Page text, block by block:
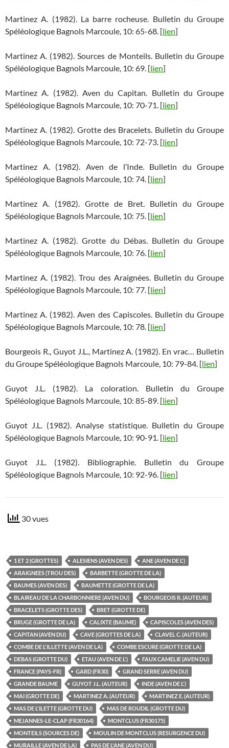
Martinez A. (1982). La barre rocheuse. Bulletin du Groupe
Spéléologique Bagnols Marcoule, 10: 65-68. [lien]
Martinez A. (1982). Sources de Monteils. Bulletin du Groupe
Spéléologique Bagnols Marcoule, 10: 69. [lien]
Martinez A. (1982). Aven du Capitan. Bulletin du Groupe
Spéléologique Bagnols Marcoule, 10: 70-71. [lien]
Martinez A. (1982). Grotte des Bracelets. Bulletin du Groupe
Spéléologique Bagnols Marcoule, 10: 72-73. [lien]
Martinez A. (1982). Aven de l’Inde. Bulletin du Groupe
Spéléologique Bagnols Marcoule, 10: 74. [lien]
Martinez A. (1982). Grotte de Bret. Bulletin du Groupe
Spéléologique Bagnols Marcoule, 10: 75. [lien]
Martinez A. (1982). Grotte du Débas. Bulletin du Groupe
Spéléologique Bagnols Marcoule, 10: 76. [lien]
Martinez A. (1982). Trou des Araignées. Bulletin du Groupe
Spéléologique Bagnols Marcoule, 10: 77. [lien]
Martinez A. (1982). Aven des Capiscoles. Bulletin du Groupe
Spéléologique Bagnols Marcoule, 10: 78. [lien]
Bourgeois R., Guyot J.L., Martinez A. (1982). En vrac… Bulletin
du Groupe Spéléologique Bagnols Marcoule, 10: 79-84. [lien]
Guyot J.L. (1982). La coloration. Bulletin du Groupe
Spéléologique Bagnols Marcoule, 10: 85-89. [lien]
Guyot J.L. (1982). Analyse statistique. Bulletin du Groupe
Spéléologique Bagnols Marcoule, 10: 90-91. [lien]
Guyot J.L. (1982). Bibliographie. Bulletin du Groupe
Spéléologique Bagnols Marcoule, 10: 92-96. [lien]
30 vues
1 ET 2 (GROTTES) ALESIENS (AVEN DES)
ANE (AVEN DE L')
ARAIGNEES (TROU DES)
BARBETTE (GROTTE DE LA)
BAUMES (AVEN DES)
BAUMETTE (GROTTE DE LA)
BLAIREAU DE LA CHARBONNIERE (AVEN DU)
BOURGEOIS R. (AUTEUR)
BRACELETS (GROTTE DES)
BRET (GROTTE DE)
BRUGE (GROTTE DE LA)
CALIXTE (BAUME)
CAPISCOLES (AVEN DES)
CAPITAN (AVEN DU)
CAVE (GROTTES DE LA)
CLAVEL C. (AUTEUR)
COMBE DE L'ILLETTE (AVEN DE LA)
COMBE ESCURE (GROTTE DE LA)
DEBAS (GROTTE DU)
ETAU (AVEN DE L')
FAUX CAMELIE (AVEN DU)
FRANCE (PAYS-FR)
GARD (FR30)
GRAND SERRE (AVEN DU)
GRANDE BAUME
GUYOT J.L. (AUTEUR)
INDE (AVEN DE L')
MAI (GROTTE DE)
MARTINEZ A. (AUTEUR)
MARTINEZ E. (AUTEUR)
MAS DE L'ILETTE (GROTTE DU)
MAS DE ROUDIL (GROTTE DU)
MEJANNES-LE-CLAP (FR30164)
MONTCLUS (FR30175)
MONTEILS (SOURCES DE)
MOULIN DE MONTCLUS (RESURGENCE DU)
MURAILLE (AVEN DE LA)
PAS DE L'ANE (AVEN DU)